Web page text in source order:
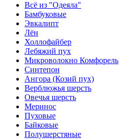
Всё из "Одеяла"
Бамбуковые
Эвкалипт
Лён
Холлофайбер
Лебяжий пух
Микроволокно Комфорель
Синтепон
Ангора (Козий пух)
Верблюжья шерсть
Овечья шерсть
Меринос
Пуховые
Байковые
Полушерстяные